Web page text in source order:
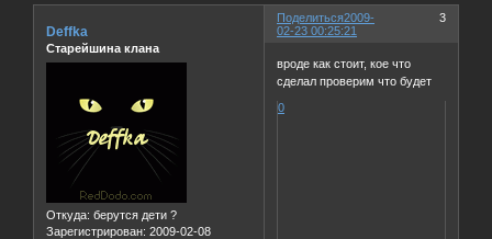
Поделиться 3
2009-
02-23 00:25:21
Deffka
Старейшина клана
Откуда: берутся дети ?
Зарегистрирован: 2009-02-08
вроде как стоит, кое что
сделал проверим что будет
0